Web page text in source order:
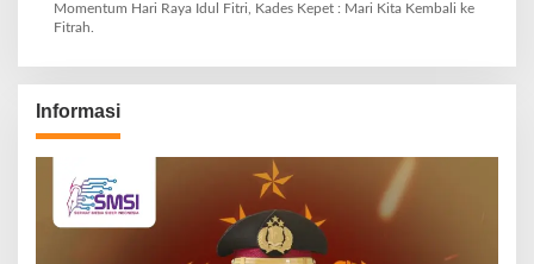
Momentum Hari Raya Idul Fitri, Kades Kepet : Mari Kita Kembali ke
Fitrah.
Informasi